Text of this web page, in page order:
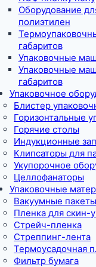
Оборудование
полиэтилен
габаритов
Упаковочные
Упаковочные
габаритов
Упаковочное
Блистер
Горизонтальные
Горячие столы
Индукционные
Клипсаторы для
Укупорочное
Целлофанаторы
Упаковочные
Вакуумные пакеты
Пленка для скин-
Стрейч-пленка
Стреппинг-лента
Термоусадочная
Фильтр бумага